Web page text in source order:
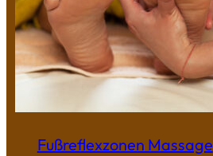
Fußreflexzonen Massage